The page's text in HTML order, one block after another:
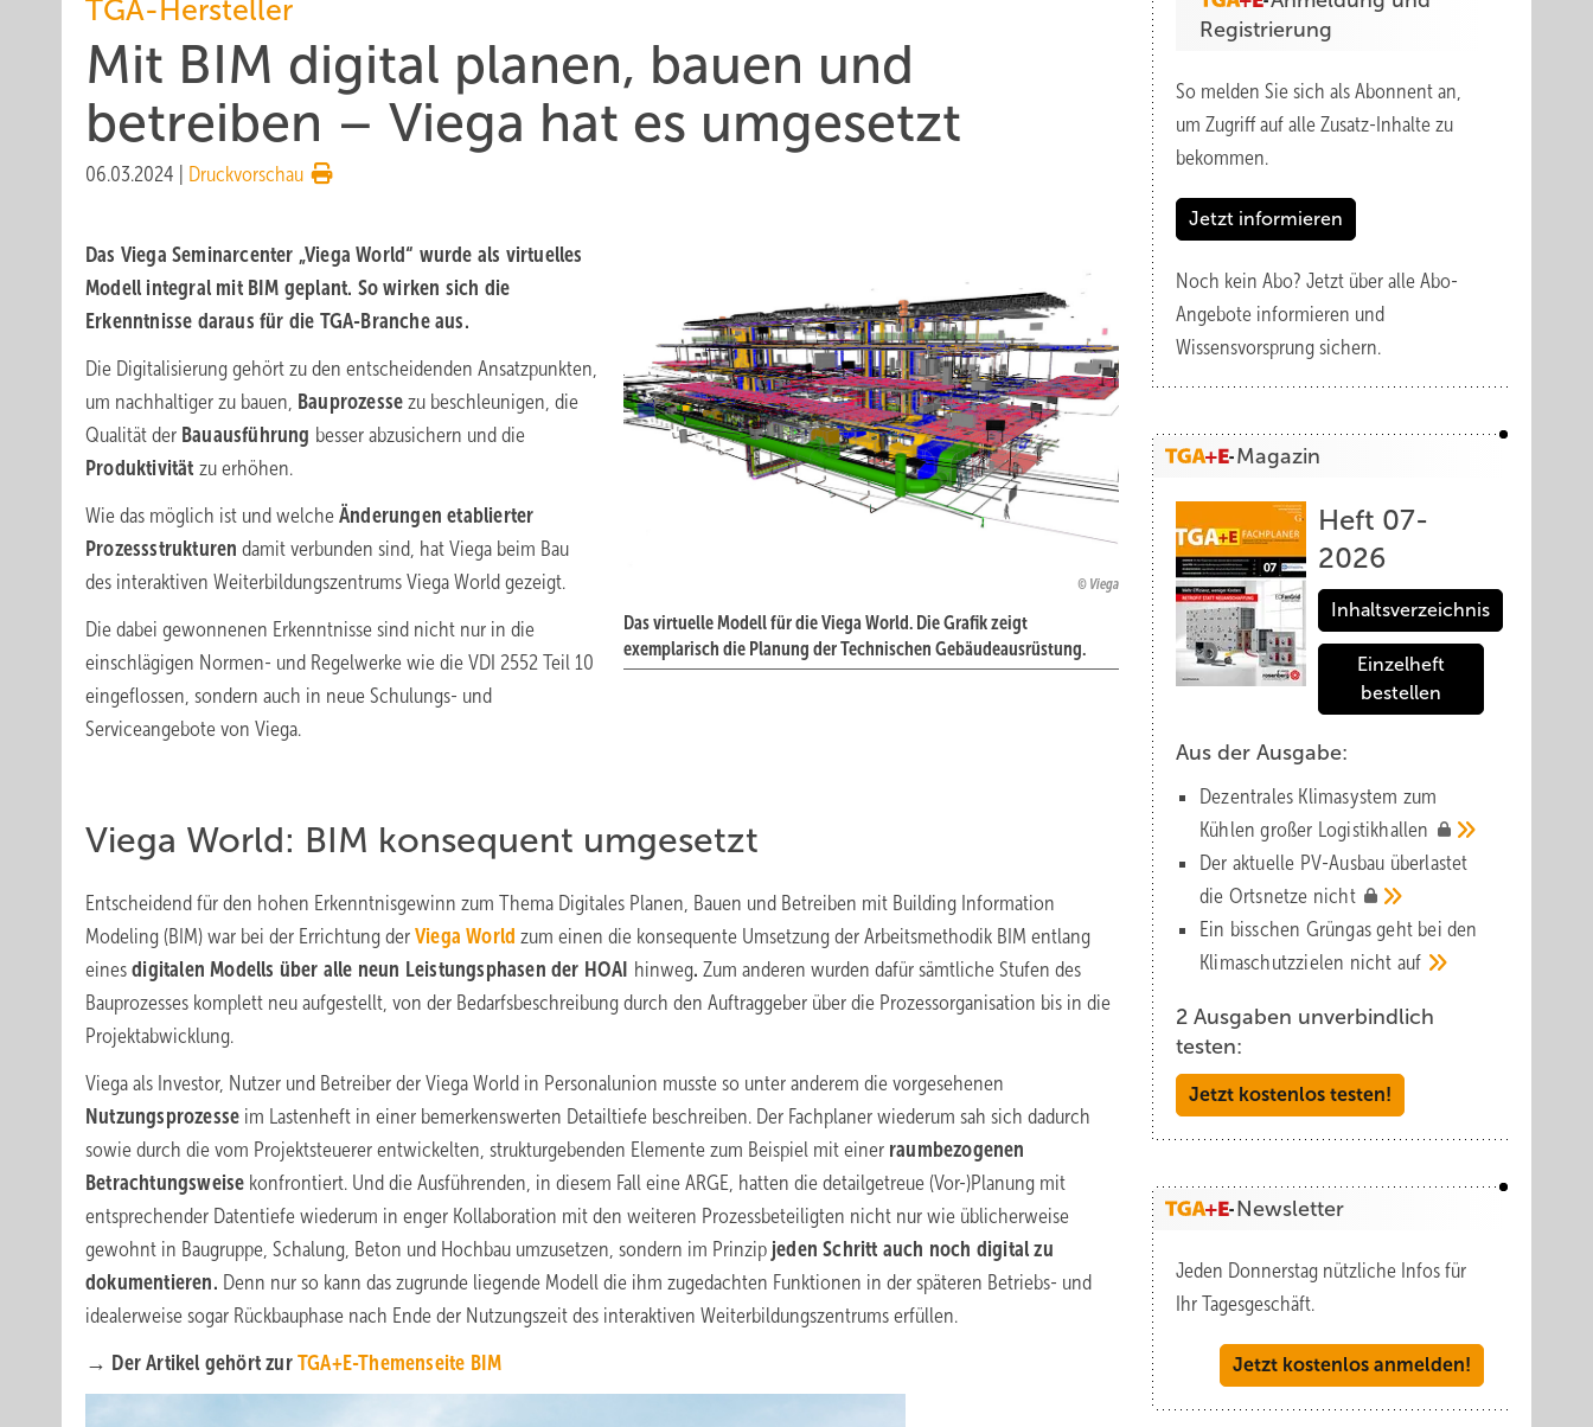
TGA-Hersteller
Mit BIM digital planen, bauen und
betreiben – Viega hat es umgesetzt
06.03.2024 Druckvorschau
Viega
Das virtuelle Modell für die Viega World. Die Grafik zeigt
exemplarisch die Planung der Technischen Gebäudeausrüstung.
Das Viega Seminarcenter „Viega World“ wurde als virtuelles
Modell integral mit BIM geplant. So wirken sich die
Erkenntnisse daraus für die TGA-Branche aus.
Die Digitalisierung gehört zu den entscheidenden Ansatzpunkten,
um nachhaltiger zu bauen, Bauprozessezu beschleunigen, die
Qualität der Bauausführung besser abzusichern und die
Produktivität zu erhöhen.
Wie das möglich ist und welche Änderungen etablierter
Prozessstrukturen damit verbunden sind, hat Viega beim Bau
des interaktiven Weiterbildungszentrums Viega World gezeigt.
Die dabei gewonnenen Erkenntnisse sind nicht nur in die
einschlägigen Normen- und Regelwerke wie die VDI 2552 Teil 10
eingeflossen, sondern auch in neue Schulungs- und
Serviceangebote von Viega.
Viega World: BIM konsequent umgesetzt
Entscheidend für den hohen Erkenntnisgewinn zum Thema Digitales Planen, Bauen und Betreiben mit Building Information
Modeling (BIM) war bei der Errichtung der Viega World zum einen die konsequente Umsetzung der Arbeitsmethodik BIM entlang
eines digitalen Modells über alle neun Leistungsphasen der HOAI hinweg. Zum anderen wurden dafür sämtliche Stufen des
Bauprozesses komplett neu aufgestellt, von der Bedarfsbeschreibung durch den Auftraggeber über die Prozessorganisation bis in die
Projektabwicklung.
Viega als Investor, Nutzer und Betreiber der Viega World in Personalunion musste so unter anderem die vorgesehenen
Nutzungsprozesse im Lastenheft in einer bemerkenswerten Detailtiefe beschreiben. Der Fachplaner wiederum sah sich dadurch
sowie durch die vom Projektsteuerer entwickelten, strukturgebenden Elemente zum Beispiel mit einer raumbezogenen
Betrachtungsweise konfrontiert. Und die Ausführenden, in diesem Fall eine ARGE, hatten die detailgetreue (Vor-)Planung mit
entsprechender Datentiefe wiederum in enger Kollaboration mit den weiteren Prozessbeteiligten nicht nur wie üblicherweise
gewohnt in Baugruppe, Schalung, Beton und Hochbau umzusetzen, sondern im Prinzip jeden Schritt auch noch digital zu
dokumentieren. Denn nur so kann das zugrunde liegende Modell die ihm zugedachten Funktionen in der späteren Betriebs- und
idealerweise sogar Rückbauphase nach Ende der Nutzungszeit des interaktiven Weiterbildungszentrums erfüllen.
→ Der Artikel gehört zur TGA+E-Themenseite BIM
Registrierung
So melden Sie sich als Abonnent an,
um Zugriff auf alle Zusatz-Inhalte zu
bekommen.
Jetzt informieren
Noch kein Abo? Jetzt über alle Abo-
Angebote informieren und
Wissensvorsprung sichern.
Magazin
Heft 07-
2026
Inhaltsverzeichnis
Einzelheft
bestellen
Aus der Ausgabe:
Dezentrales Klimasystem zum
Kühlen großer Logistik­hallen
Der aktuelle PV-Ausbau über­lastet
die Orts­netze nicht
Ein bisschen Grüngas geht bei den
Klima­schutz­zielen nicht auf
2 Ausgaben unverbindlich
testen:
Jetzt kostenlos testen!
Newsletter
Jeden Donnerstag nützliche Infos für
Ihr Tagesgeschäft.
Jetzt kostenlos anmelden!